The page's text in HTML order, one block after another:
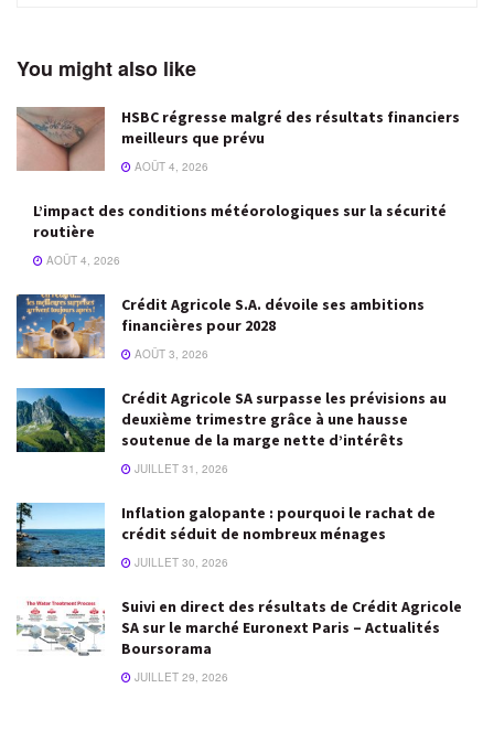
You might also like
HSBC régresse malgré des résultats financiers
meilleurs que prévu
AOÛT 4, 2026
L’impact des conditions météorologiques sur la sécurité
routière
AOÛT 4, 2026
Crédit Agricole S.A. dévoile ses ambitions
financières pour 2028
AOÛT 3, 2026
Crédit Agricole SA surpasse les prévisions au
deuxième trimestre grâce à une hausse
soutenue de la marge nette d’intérêts
JUILLET 31, 2026
Inflation galopante : pourquoi le rachat de
crédit séduit de nombreux ménages
JUILLET 30, 2026
Suivi en direct des résultats de Crédit Agricole
SA sur le marché Euronext Paris – Actualités
Boursorama
JUILLET 29, 2026